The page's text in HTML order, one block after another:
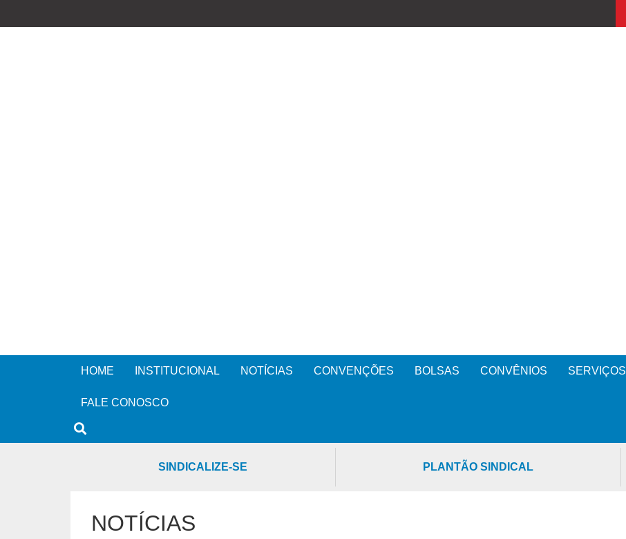
HOME INSTITUCIONAL NOTÍCIAS CONVENÇÕES BOLSAS CONVÊNIOS SERVIÇOS
FALE CONOSCO
SINDICALIZE-SE PLANTÃO SINDICAL
NOTÍCIAS